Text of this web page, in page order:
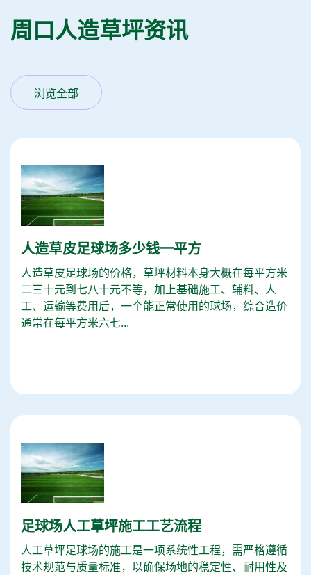
周口人造草坪资讯
浏览全部
人造草皮足球场多少钱一平方
人造草皮足球场的价格，草坪材料本身大概在每平方米
二三十元到七八十元不等，加上基础施工、辅料、人
工、运输等费用后，一个能正常使用的球场，综合造价
通常在每平方米六七...
足球场人工草坪施工工艺流程
人工草坪足球场的施工是一项系统性工程，需严格遵循
技术规范与质量标准，以确保场地的稳定性、耐用性及